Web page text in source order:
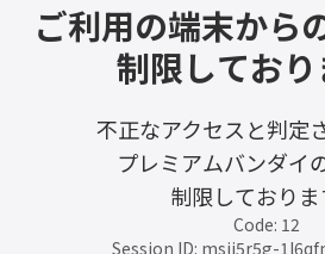
ご利用の端末から
制限しており
不正なアクセスと判定
プレミアムバンダイ
制限しておりま
Code: 12
Session ID: msij5r5g-